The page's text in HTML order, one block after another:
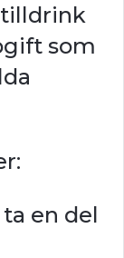
som
en del